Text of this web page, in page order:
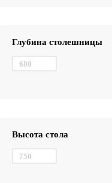
Глубина столешницы
Высота стола